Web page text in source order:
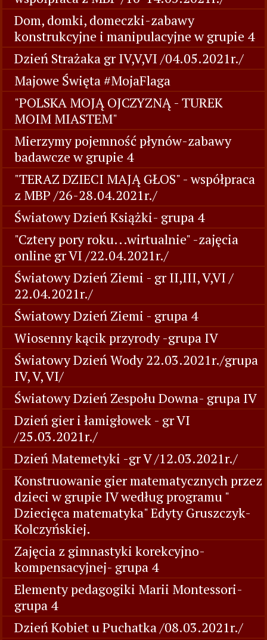
Dom, domki, domeczki-zabawy
konstrukcyjne i manipulacyjne w grupie 4
Dzień Strażaka gr IV,V,VI /04.05.2021r./
Majowe Święta #MojaFlaga
"POLSKA MOJĄ OJCZYZNĄ - TUREK
MOIM MIASTEM"
Mierzymy pojemność płynów-zabawy
badawcze w grupie 4
"TERAZ DZIECI MAJĄ GŁOS" - współpraca
z MBP /26-28.04.2021r./
Światowy Dzień Książki- grupa 4
"Cztery pory roku...wirtualnie" -zajęcia
online gr VI /22.04.2021r./
Światowy Dzień Ziemi - gr II,III, V,VI /
22.04.2021r./
Światowy Dzień Ziemi - grupa 4
Wiosenny kącik przyrody -grupa IV
Światowy Dzień Wody 22.03.2021r./grupa
IV, V, VI/
Światowy Dzień Zespołu Downa- grupa IV
Dzień gier i łamigłowek - gr VI
/25.03.2021r./
Dzień Matemetyki -gr V /12.03.2021r./
Konstruowanie gier matematycznych przez
dzieci w grupie IV według programu "
Dziecięca matematyka" Edyty Gruszczyk-
Kolczyńskiej.
Zajęcia z gimnastyki korekcyjno-
kompensacyjnej- grupa 4
Elementy pedagogiki Marii Montessori-
grupa 4
Dzień Kobiet u Puchatka /08.03.2021r./